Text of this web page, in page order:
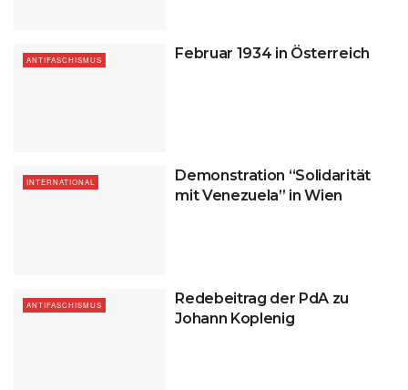
ANTIFASCHISMUS Februar 1934 in Österreich
INTERNATIONAL
Demonstration “Solidarität
mit Venezuela” in Wien
ANTIFASCHISMUS
Redebeitrag der PdA zu
Johann Koplenig